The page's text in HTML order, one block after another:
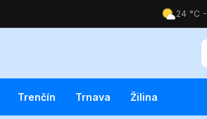
Trenčín Trnava Žilina